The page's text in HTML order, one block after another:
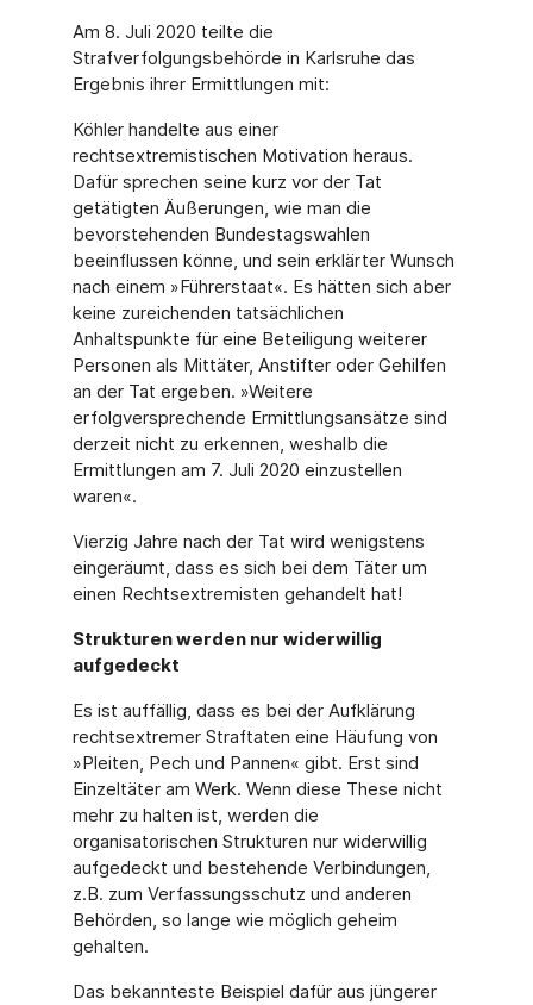
Am 8. Juli 2020 teilte die
Strafverfolgungsbehörde in Karlsruhe das
Ergebnis ihrer Ermittlungen mit:
Köhler handelte aus einer
rechtsextremistischen Motivation heraus.
Dafür sprechen seine kurz vor der Tat
getätigten Äußerungen, wie man die
bevorstehenden Bundestagswahlen
beeinflussen könne, und sein erklärter Wunsch
nach einem »Führerstaat«. Es hätten sich aber
keine zureichenden tatsächlichen
Anhaltspunkte für eine Beteiligung weiterer
Personen als Mittäter, Anstifter oder Gehilfen
an der Tat ergeben. »Weitere
erfolgversprechende Ermittlungsansätze sind
derzeit nicht zu erkennen, weshalb die
Ermittlungen am 7. Juli 2020 einzustellen
waren«.
Vierzig Jahre nach der Tat wird wenigstens
eingeräumt, dass es sich bei dem Täter um
einen Rechtsextremisten gehandelt hat!
Strukturen werden nur widerwillig
aufgedeckt
Es ist auffällig, dass es bei der Aufklärung
rechtsextremer Straftaten eine Häufung von
»Pleiten, Pech und Pannen« gibt. Erst sind
Einzeltäter am Werk. Wenn diese These nicht
mehr zu halten ist, werden die
organisatorischen Strukturen nur widerwillig
aufgedeckt und bestehende Verbindungen,
z.B. zum Verfassungsschutz und anderen
Behörden, so lange wie möglich geheim
gehalten.
Das bekannteste Beispiel dafür aus jüngerer